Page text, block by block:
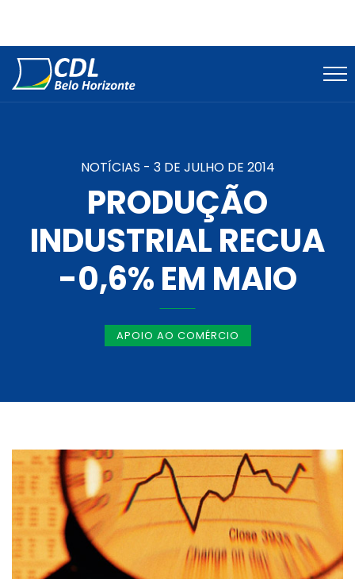
NOTÍCIAS - 3 DE JULHO DE 2014
PRODUÇÃO
INDUSTRIAL RECUA
-0,6% EM MAIO
APOIO AO COMÉRCIO